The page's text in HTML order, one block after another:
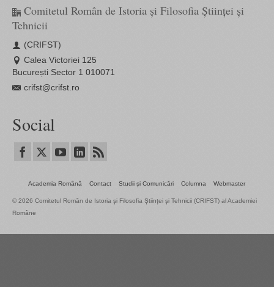
Comitetul Român de Istoria și Filosofia Științei și
Tehnicii
(CRIFST)
Calea Victoriei 125
București Sector 1 010071
crifst@crifst.ro
Social
Academia Română Contact Studii și Comunicări Columna Webmaster
© 2026 Comitetul Român de Istoria și Filosofia Științei și Tehnicii (CRIFST) al Academiei
Române